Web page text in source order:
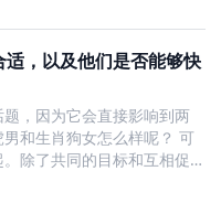
，以及他们是否能够快
，因为它会直接影响到两
和生肖狗女怎么样呢？ 可
除了共同的目标和互相促
包容对方，才能让感情更